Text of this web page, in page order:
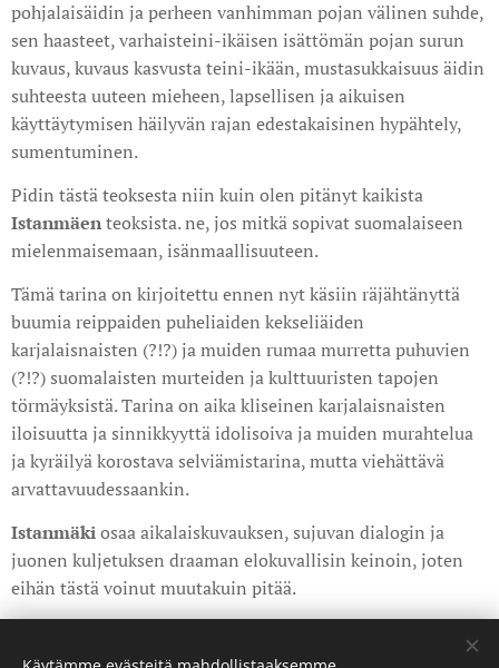
pohjalaisäidin ja perheen vanhimman pojan välinen suhde,
sen haasteet, varhaisteini-ikäisen isättömän pojan surun
kuvaus, kuvaus kasvusta teini-ikään, mustasukkaisuus äidin
suhteesta uuteen mieheen, lapsellisen ja aikuisen
käyttäytymisen häilyvän rajan edestakaisinen hypähtely,
sumentuminen.
Pidin tästä teoksesta niin kuin olen pitänyt kaikista
Istanmäenteoksista. ne, jos mitkä sopivat suomalaiseen
mielenmaisemaan, isänmaallisuuteen.
Tämä tarina on kirjoitettu ennen nyt käsiin räjähtänyttä
buumia reippaiden puheliaiden kekseliäiden
karjalaisnaisten (?!?) ja muiden rumaa murretta puhuvien
(?!?) suomalaisten murteiden ja kulttuuristen tapojen
törmäyksistä. Tarina on aika kliseinen karjalaisnaisten
iloisuutta ja sinnikkyyttä idolisoiva ja muiden murahtelua
ja kyräilyä korostava selviämistarina, mutta viehättävä
arvattavuudessaankin.
Istanmäkiosaa aikalaiskuvauksen, sujuvan dialogin ja
juonen kuljetuksen draaman elokuvallisin keinoin, joten
eihän tästä voinut muutakuin pitää.
Share